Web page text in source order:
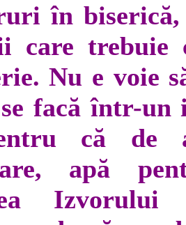
în
care trebuie
Nu e voie
facă într-un
că de
apă